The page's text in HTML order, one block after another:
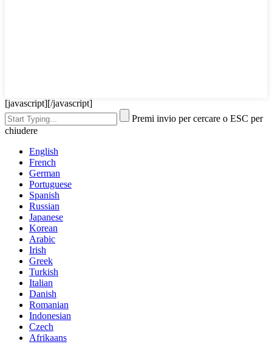
[javascript][/javascript]
Premi invio per cercare o ESC per
chiudere
English
French
German
Portuguese
Spanish
Russian
Japanese
Korean
Arabic
Irish
Greek
Turkish
Italian
Danish
Romanian
Indonesian
Czech
Afrikaans